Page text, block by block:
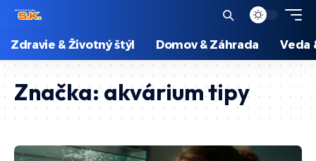
Zdravie & Životný štýl Domov & Záhrada Veda
Značka:akvárium tipy